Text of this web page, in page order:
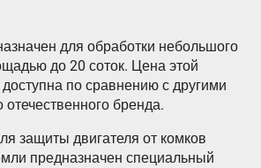
для обработки небольшого
до 20 соток. Цена этой
по сравнению с другими
отечественного бренда.
защиты двигателя от комков
предназначен специальный